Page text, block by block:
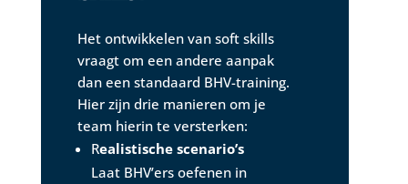
Het ontwikkelen van soft skills
vraagt om een andere aanpak
dan een standaard BHV-training.
Hier zijn drie manieren om je
team hierin te versterken:
Realistische scenario’s
Laat BHV’ers oefenen in